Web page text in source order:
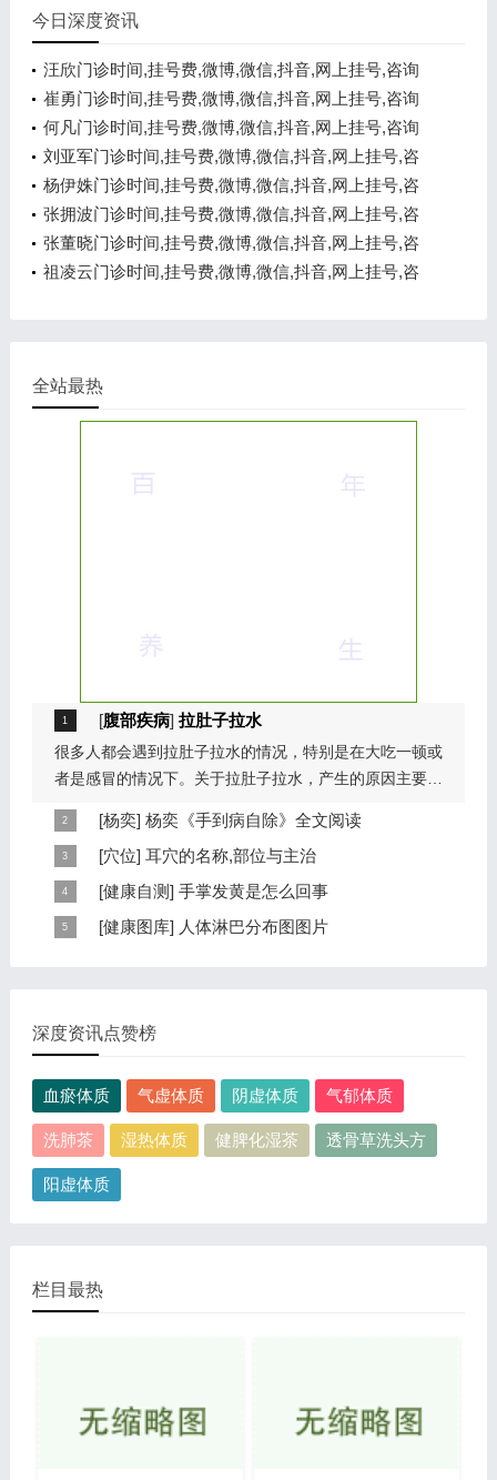
今日深度资讯
汪欣门诊时间,挂号费,微博,微信,抖音,网上挂号,咨询
电话,在线咨询
崔勇门诊时间,挂号费,微博,微信,抖音,网上挂号,咨询
电话,在线咨询
何凡门诊时间,挂号费,微博,微信,抖音,网上挂号,咨询
电话,在线咨询
刘亚军门诊时间,挂号费,微博,微信,抖音,网上挂号,咨
询电话,在线咨询
杨伊姝门诊时间,挂号费,微博,微信,抖音,网上挂号,咨
询电话,在线咨询
张拥波门诊时间,挂号费,微博,微信,抖音,网上挂号,咨
询电话,在线咨询
张董晓门诊时间,挂号费,微博,微信,抖音,网上挂号,咨
询电话,在线咨询
祖凌云门诊时间,挂号费,微博,微信,抖音,网上挂号,咨
全站最热
[腹部疾病] 拉肚子拉水
很多人都会遇到拉肚子拉水的情况，特别是在大吃一顿或
者是感冒的情况下。关于拉肚子拉水，产生的原因主要是
[杨奕] 杨奕《手到病自除》全文阅读
本页提供杨奕手到病自除全文阅读。包括完整目录、共计
6大章，66个小节的详细内容。涉及到全身的各个反射
区，以及自然疗法、反射区疗法、食疗等。另外...
[穴位] 耳穴的名称,部位与主治
耳穴在耳郭的分布有一定规律，耳穴在耳郭的分布犹如一
个倒置在子宫内的胎儿，头部朝下，臀部朝上。其分布的
规律是，与面颊相应的穴位在耳垂；与上肢相...
[健康自测] 手掌发黄是怎么回事
手掌发黄，一般是血管内血液不充盈或是皮肤营养不良的
[健康图库] 人体淋巴分布图图片
深度资讯点赞榜
血瘀体质 气虚体质 阴虚体质 气郁体质
洗肺茶 湿热体质 健脾化湿茶 透骨草洗头方
阳虚体质
栏目最热